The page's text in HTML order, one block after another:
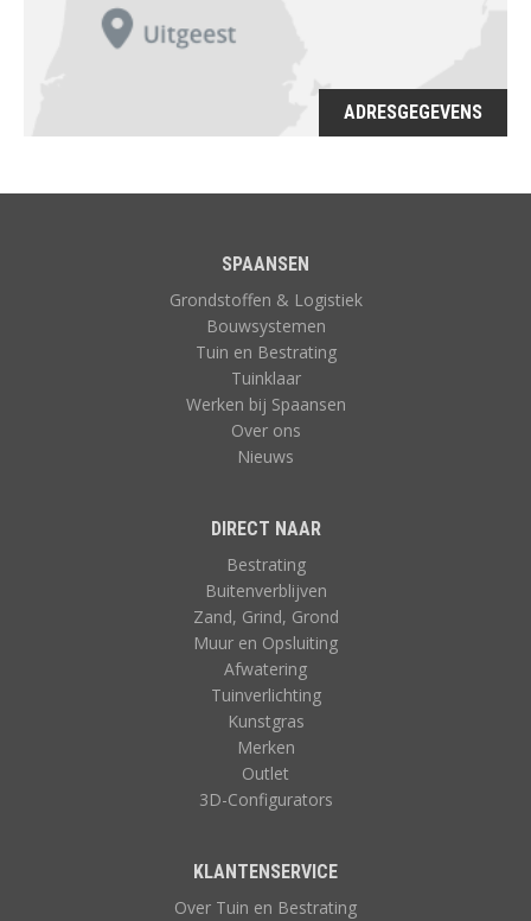
ADRESGEGEVENS
SPAANSEN
Grondstoffen & Logistiek
Bouwsystemen
Tuin en Bestrating
Tuinklaar
Werken bij Spaansen
Over ons
Nieuws
DIRECT NAAR
Bestrating
Buitenverblijven
Zand, Grind, Grond
Muur en Opsluiting
Afwatering
Tuinverlichting
Kunstgras
Merken
Outlet
3D-Configurators
KLANTENSERVICE
Over Tuin en Bestrating